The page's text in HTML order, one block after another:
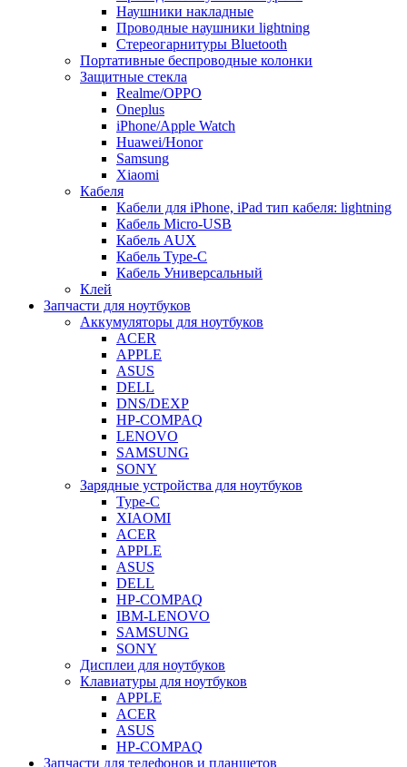
Наушники накладные
Проводные наушники lightning
Стереогарнитуры Bluetooth
Портативные беспроводные колонки
Защитные стекла
Realme/OPPO
Oneplus
iPhone/Apple Watch
Huawei/Honor
Samsung
Xiaomi
Кабеля
Кабели для iPhone, iPad тип кабеля: lightning
Кабель Micro-USB
Кабель AUX
Кабель Type-C
Кабель Универсальный
Клей
Запчасти для ноутбуков
Аккумуляторы для ноутбуков
ACER
APPLE
ASUS
DELL
DNS/DEXP
HP-COMPAQ
LENOVO
SAMSUNG
SONY
Зарядные устройства для ноутбуков
Type-C
XIAOMI
ACER
APPLE
ASUS
DELL
HP-COMPAQ
IBM-LENOVO
SAMSUNG
SONY
Дисплеи для ноутбуков
Клавиатуры для ноутбуков
APPLE
ACER
ASUS
HP-COMPAQ
Запчасти для телефонов и планшетов